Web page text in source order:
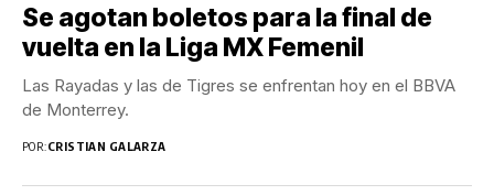
Se agotan boletos para la final de
vuelta en la Liga MX Femenil
Las Rayadas y las de Tigres se enfrentan hoy en el BBVA
de Monterrey.
POR:CRISTIAN GALARZA